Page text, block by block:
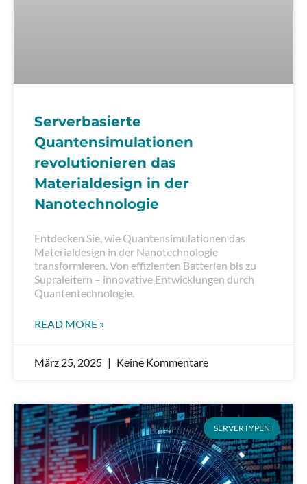
Serverbasierte
Quantensimulationen
revolutionieren das
Materialdesign in der
Nanotechnologie
Entdecken Sie, wie Quantensimulationen das
Materialdesign in der Nanotechnologie
transformieren. Von effizienten Batterien bis zu
Supraleitern – innovative Entwicklungen durch
Quantentechnologie.
READ MORE »
März 25, 2025 Keine Kommentare
SERVERTYPEN